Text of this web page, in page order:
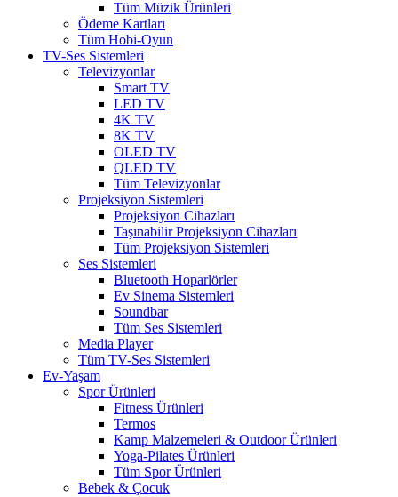
Tüm Müzik Ürünleri
Ödeme Kartları
Tüm Hobi-Oyun
TV-Ses Sistemleri
Televizyonlar
Smart TV
LED TV
4K TV
8K TV
OLED TV
QLED TV
Tüm Televizyonlar
Projeksiyon Sistemleri
Projeksiyon Cihazları
Taşınabilir Projeksiyon Cihazları
Tüm Projeksiyon Sistemleri
Ses Sistemleri
Bluetooth Hoparlörler
Ev Sinema Sistemleri
Soundbar
Tüm Ses Sistemleri
Media Player
Tüm TV-Ses Sistemleri
Ev-Yaşam
Spor Ürünleri
Fitness Ürünleri
Termos
Kamp Malzemeleri & Outdoor Ürünleri
Yoga-Pilates Ürünleri
Tüm Spor Ürünleri
Bebek & Çocuk